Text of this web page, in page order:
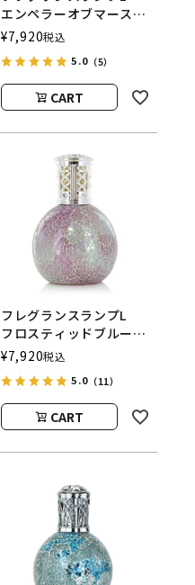
エンペラーオブマース
ASHLEIGH&BURWOOD
（アシュレイアンドバー
ウッド）
¥7,920税込
5.0（5）
CART
フレグランスランプL
フロスティッドブルー
ム
ASHLEIGH&BURWOOD
（アシュレイアンドバー
ウッド）
¥7,920税込
5.0（11）
CART